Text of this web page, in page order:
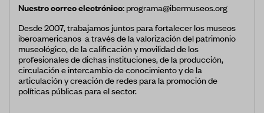
Nuestro correo electrónico:programa@ibermuseos.org
Desde 2007, trabajamos juntos para fortalecer los museos
iberoamericanos a través de la valorización del patrimonio
museológico, de la calificación y movilidad de los
profesionales de dichas instituciones, de la producción,
circulación e intercambio de conocimiento y de la
articulación y creación de redes para la promoción de
políticas públicas para el sector.